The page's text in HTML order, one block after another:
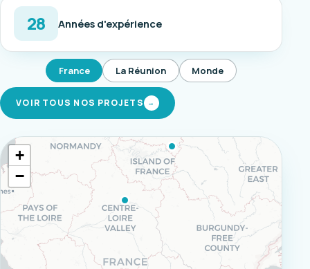
28 Années d'expérience
France La Réunion Monde
VOIR TOUS NOS PROJETS →
+
−